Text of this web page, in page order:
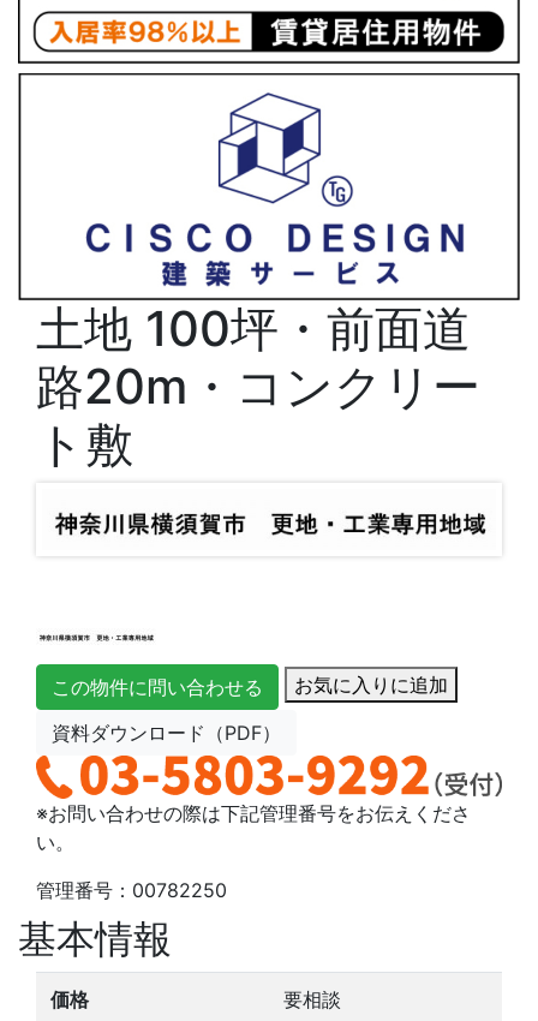
土地 100坪・前面道
路20m・コンクリー
ト敷
この物件に問い合わせる
お気に入りに追加
資料ダウンロード（PDF）
※お問い合わせの際は下記管理番号をお伝えくださ
い。
管理番号：00782250
基本情報
価格 要相談